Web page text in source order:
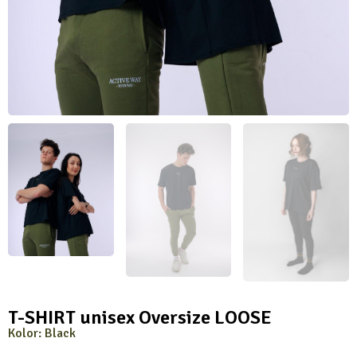
T-SHIRT unisex Oversize LOOSE
Kolor: Black